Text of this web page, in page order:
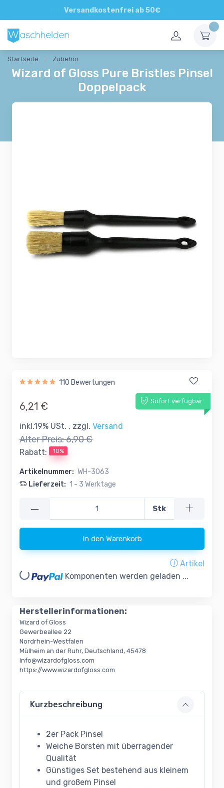
Versandkostenfrei ab 50€
Direkte und persönliche Beratung
Startseite Zubehör
Wizard of Gloss Pure Bristles Pinsel
Doppelpack
110 Bewertungen
Sofort verfügbar
6,21 €
inkl.19% USt. , zzgl. Versand
Alter Preis:6,90 €
Rabatt: 10%
Artikelnummer: WH-3063
Lieferzeit: 1 - 3 Werktage
— Stk
In den Warenkorb
Artikel
Komponenten werden geladen ...
Herstellerinformationen:
Wizard of Gloss
Gewerbeallee 22
Nordrhein-Westfalen
Mülheim an der Ruhr, Deutschland, 45478
info@wizardofgloss.com
https://www.wizardofgloss.com
Kurzbeschreibung
2er Pack Pinsel
Weiche Borsten mit überragender
Qualität
Günstiges Set bestehend aus kleinem
und großem Pinsel